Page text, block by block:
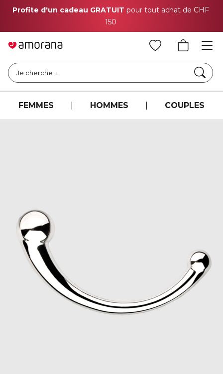
Profite d'un cadeau GRATUIT pour tout achat de CHF
150
Je cherche ..
FEMMES HOMMES COUPLES